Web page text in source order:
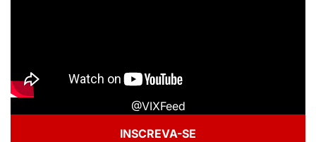
@VIXFeed
INSCREVA-SE